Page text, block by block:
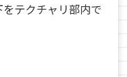
テクチャリ部内で